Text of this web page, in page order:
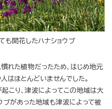
も開花したハナショウブ
れた植物だったため、はじめ地元
はほとんどいませんでした。
こり、津波によってこの地域は大
ブがあった地域も津波によって被